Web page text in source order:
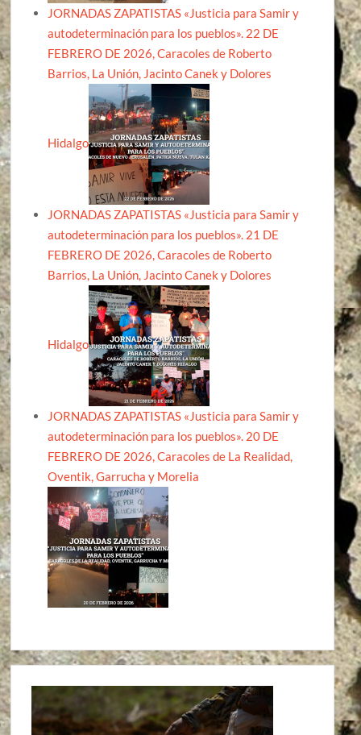
JORNADAS ZAPATISTAS «Justicia para Samir y
autodeterminación para los pueblos». 22 DE
FEBRERO DE 2026, Caracoles de Roberto
Barrios, La Unión, Jacinto Canek y Dolores
Hidalgo
JORNADAS ZAPATISTAS «Justicia para Samir y
autodeterminación para los pueblos». 21 DE
FEBRERO DE 2026, Caracoles de Roberto
Barrios, La Unión, Jacinto Canek y Dolores
Hidalgo
JORNADAS ZAPATISTAS «Justicia para Samir y
autodeterminación para los pueblos». 20 DE
FEBRERO DE 2026, Caracoles de La Realidad,
Oventik, Garrucha y Morelia